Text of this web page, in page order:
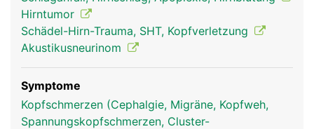
Kleinhirn Frau Kleinhirn Mann
Hirntumor
Schädel-Hirn-Trauma, SHT, Kopfverletzung
Akustikusneurinom
Symptome
Kopfschmerzen (Cephalgie, Migräne, Kopfweh,
Spannungskopfschmerzen, Cluster-